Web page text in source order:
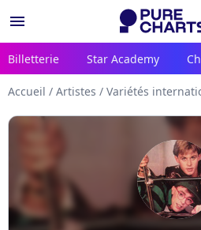
menu
Billetterie Star Academy
Accueil / Artistes / Variétés